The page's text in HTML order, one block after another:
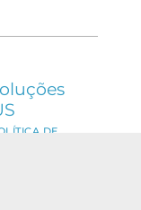
DE